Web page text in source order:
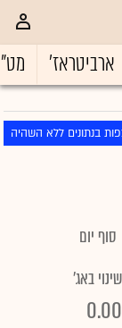
ארביטראז'
בנתונים ללא השהיה
סוף יום
שינוי באג'
0.00